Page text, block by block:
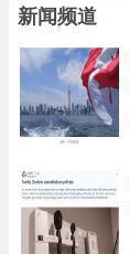
新闻频道